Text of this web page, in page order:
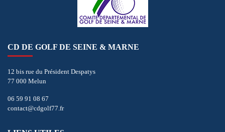
CD DE GOLF DE SEINE & MARNE
12 bis rue du Président Despatys
77 000 Melun
06 59 91 08 67
contact@cdgolf77.fr